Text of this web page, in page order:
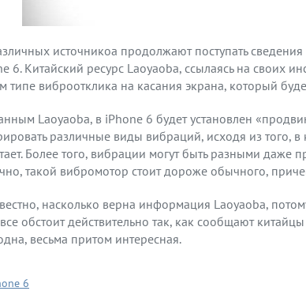
источникоа продолжают поступать
6. Китайский ресурс Laoyaoba, ссылаясь на своих
типе виброотклика на касания экрана, который
Laoyaoba, в iPhone 6 будет установлен
различные виды вибраций, исходя из того,
Более того, вибрации могут быть разными даже
такой вибромотор стоит дороже обычного,
насколько верна информация Laoyaoba,
обстоит действительно так, как сообщают
весьма притом интересная.
6